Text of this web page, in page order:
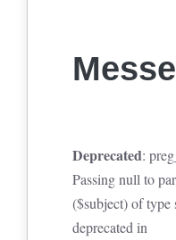
Deprecated:
Passing null to
($subject) of type
deprecated in